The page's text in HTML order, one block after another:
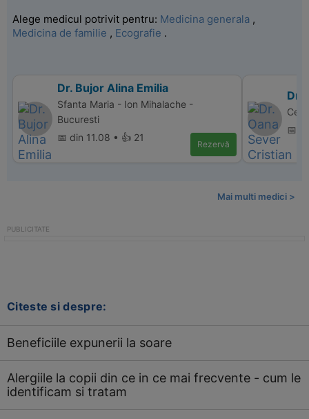
Alege medicul potrivit pentru: Medicina generala ,
Medicina de familie , Ecografie .
Dr. Bujor Alina Emilia
Sfanta Maria - Ion Mihalache -
Bucuresti
📅 din 11.08 • 👍 21
Rezervă
Dr.
📅
Mai multi medici >
Citeste si despre:
Beneficiile expunerii la soare
Alergiile la copii din ce in ce mai frecvente - cum le
identificam si tratam